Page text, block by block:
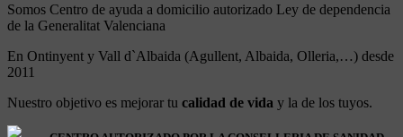
Somos Centro de ayuda a domicilio autorizado Ley de dependencia
de la Generalitat Valenciana
En Ontinyent y Vall d`Albaida (Agullent, Albaida, Olleria,…) desde
2011
Nuestro objetivo es mejorar tu calidad de vida y la de los tuyos.